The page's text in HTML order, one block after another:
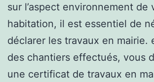
sur l’aspect environnement de
habitation, il est essentiel de
déclarer les travaux en mairie.
des chantiers effectués, vous
une certificat de travaux en